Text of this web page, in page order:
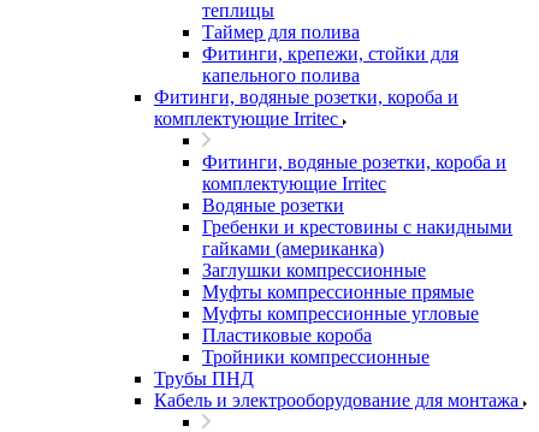
теплицы
Таймер для полива
Фитинги, крепежи, стойки для
капельного полива
Фитинги, водяные розетки, короба и
комплектующие Irritec
Фитинги, водяные розетки, короба и
комплектующие Irritec
Водяные розетки
Гребенки и крестовины с накидными
гайками (американка)
Заглушки компрессионные
Муфты компрессионные прямые
Муфты компрессионные угловые
Пластиковые короба
Тройники компрессионные
Трубы ПНД
Кабель и электрооборудование для монтажа